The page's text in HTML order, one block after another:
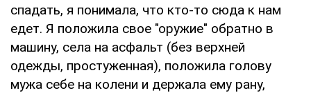
спадать, я понимала, что кто-то сюда к нам
едет. Я положила свое "оружие" обратно в
машину, села на асфальт (без верхней
одежды, простуженная), положила голову
мужа себе на колени и держала ему рану,